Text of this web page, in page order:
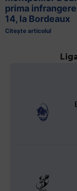
prima
14, la Bordeaux
Citește articolul